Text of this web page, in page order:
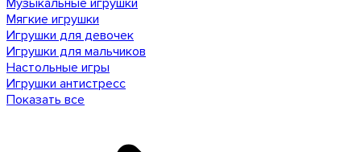
Музыкальные игрушки
Мягкие игрушки
Игрушки для девочек
Игрушки для мальчиков
Настольные игры
Игрушки антистресс
Показать все